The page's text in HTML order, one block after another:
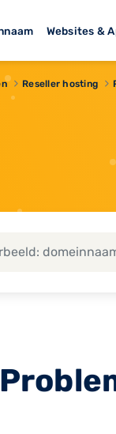
Websites &
Reseller hosting